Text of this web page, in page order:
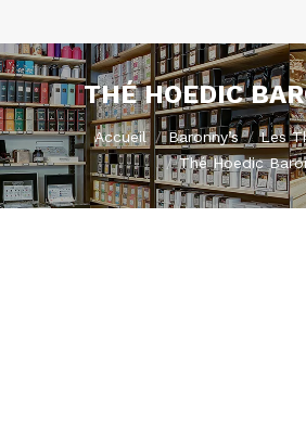
THÉ HOEDIC
Vous êtes ici :
Accueil Baronny’s
Les
Thé Hoedic